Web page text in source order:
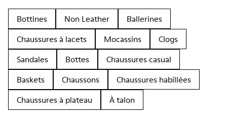
Bottines Non Leather
Ballerines
Chaussures à lacets
Mocassins
Clogs
Sandales
Bottes
Chaussures casual
Baskets
Chaussons
Chaussures habillées
Chaussures à plateau
À talon